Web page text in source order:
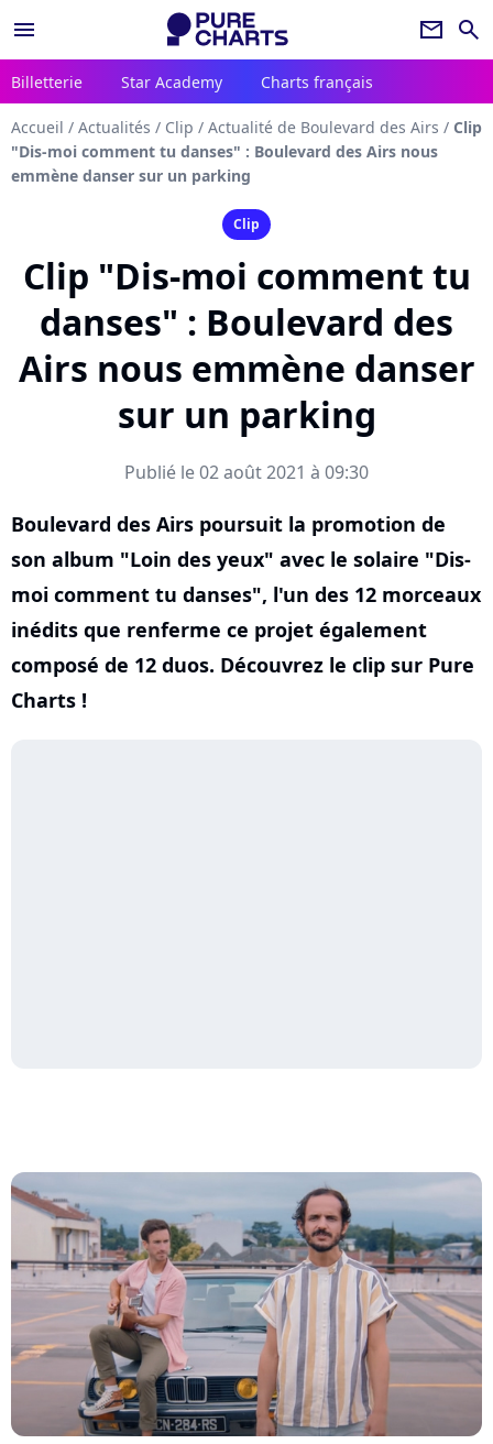
menu newsletter search
Billetterie Star Academy Charts français
Accueil / Actualités / Clip / Actualité de Boulevard des Airs / Clip
"Dis-moi comment tu danses" : Boulevard des Airs nous
emmène danser sur un parking
Clip
Clip "Dis-moi comment tu
danses" : Boulevard des
Airs nous emmène danser
sur un parking
Publié le 02 août 2021 à 09:30
Boulevard des Airs poursuit la promotion de
son album "Loin des yeux" avec le solaire "Dis-
moi comment tu danses", l'un des 12 morceaux
inédits que renferme ce projet également
composé de 12 duos. Découvrez le clip sur Pure
Charts !